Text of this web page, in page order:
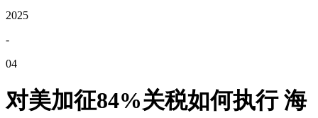
2025
-
04
对美加征84%关税如何执行 海